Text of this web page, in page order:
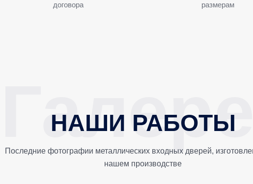
договора
размерам
НАШИ РАБОТЫ
Последние фотографии металлических входных дверей,
нашем производстве